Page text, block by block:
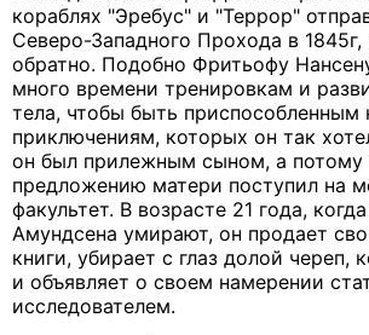
кораблях "Эребус" и "Террор"
Северо-Западного Прохода в
обратно. Подобно Фритьофу
много времени тренировкам и
тела, чтобы быть
приключениям, которых он так
он был прилежным сыном, а потому
предложению матери поступил на
факультет. В возрасте 21 года,
Амундсена умирают, он продает
книги, убирает с глаз долой череп,
и объявляет о своем намерении
исследователем.